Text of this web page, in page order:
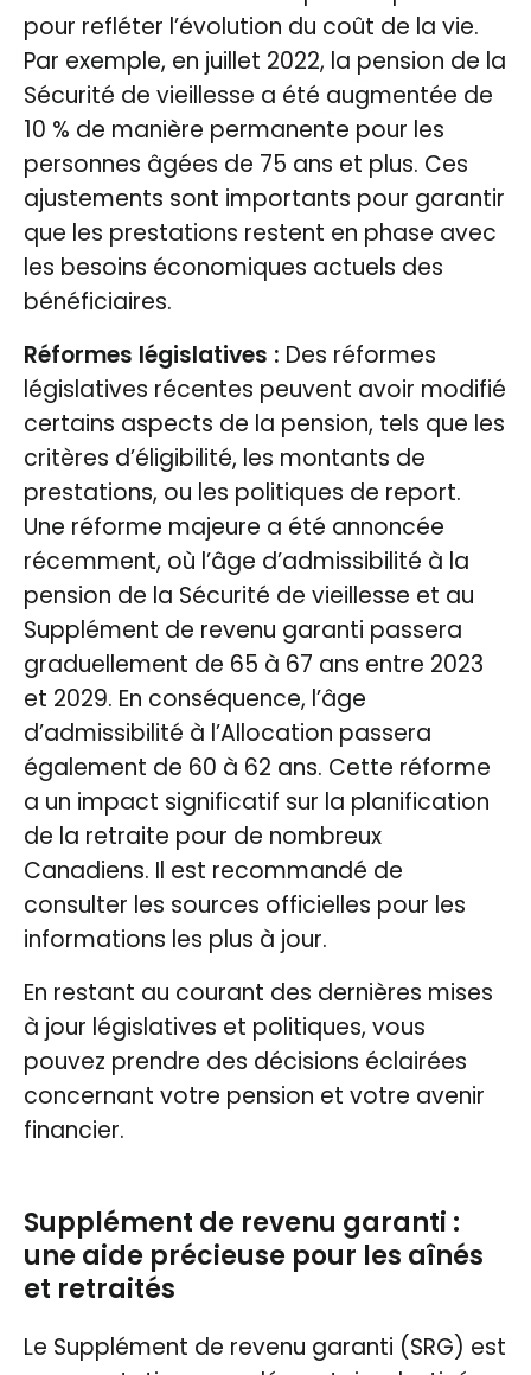
pour refléter l’évolution du coût de la vie.
Par exemple, en juillet 2022, la pension de la
Sécurité de vieillesse a été augmentée de
10 % de manière permanente pour les
personnes âgées de 75 ans et plus​. Ces
ajustements sont importants pour garantir
que les prestations restent en phase avec
les besoins économiques actuels des
bénéficiaires.
Réformes législatives : Des réformes
législatives récentes peuvent avoir modifié
certains aspects de la pension, tels que les
critères d’éligibilité, les montants de
prestations, ou les politiques de report.
Une réforme majeure a été annoncée
récemment, où l’âge d’admissibilité à la
pension de la Sécurité de vieillesse et au
Supplément de revenu garanti passera
graduellement de 65 à 67 ans entre 2023
et 2029. En conséquence, l’âge
d’admissibilité à l’Allocation passera
également de 60 à 62 ans​​. Cette réforme
a un impact significatif sur la planification
de la retraite pour de nombreux
Canadiens. Il est recommandé de
consulter les sources officielles pour les
informations les plus à jour.
En restant au courant des dernières mises
à jour législatives et politiques, vous
pouvez prendre des décisions éclairées
concernant votre pension et votre avenir
financier.
Supplément de revenu garanti :
une aide précieuse pour les aînés
et retraités
Le Supplément de revenu garanti (SRG) est